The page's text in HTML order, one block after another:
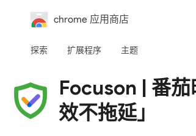
chrome 应用商店
探索 扩展程序 主题
Focuson | 番
效不拖延」